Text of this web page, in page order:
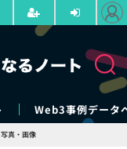
Web3事例データ
写真・画像